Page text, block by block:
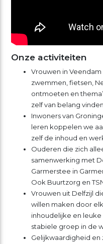
Onze activiteiten
Vrouwen in
zwemmen, fietsen,
ontmoeten en
zelf van belang
Inwoners van
leren koppelen we
zelf de inhoud en
Ouderen die zich
samenwerking met
Garmerstee in
Ook Buurtzorg en
Vrouwen uit Delfzijl
willen maken door
inhoudelijke en
stabiele groep in de
Gelijkwaardigheid